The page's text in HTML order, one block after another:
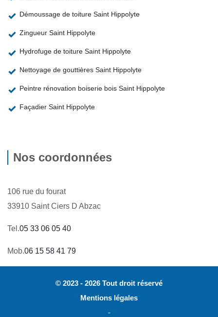
Démoussage de toiture Saint Hippolyte
Zingueur Saint Hippolyte
Hydrofuge de toiture Saint Hippolyte
Nettoyage de gouttières Saint Hippolyte
Peintre rénovation boiserie bois Saint Hippolyte
Façadier Saint Hippolyte
Nos coordonnées
106 rue du fourat
33910 Saint Ciers D Abzac
Tel.05 33 06 05 40
Mob.06 15 58 41 79
© 2023 - 2026 Tout droit réservé
Mentions légales
-